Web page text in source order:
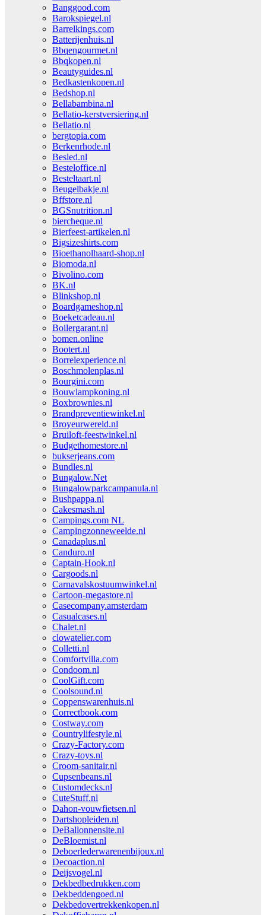
Banggood.com
Barokspiegel.nl
Barrelkings.com
Batterijenhuis.nl
Bbqengourmet.nl
Bbqkopen.nl
Beautyguides.nl
Bedkastenkopen.nl
Bedshop.nl
Bellabambina.nl
Bellatio-kerstversiering.nl
Bellatio.nl
bergtopia.com
Berkenrhode.nl
Besled.nl
Besteloffice.nl
Besteltaart.nl
Beugelbakje.nl
Bffstore.nl
BGSnutrition.nl
biercheque.nl
Bierfeest-artikelen.nl
Bigsizeshirts.com
Bioethanolhaard-shop.nl
Biomoda.nl
Bivolino.com
BK.nl
Blinkshop.nl
Boardgameshop.nl
Boeketcadeau.nl
Boilergarant.nl
bomen.online
Bootert.nl
Borrelexperience.nl
Boschmolenplas.nl
Bourgini.com
Bouwlampkoning.nl
Boxbrownies.nl
Brandpreventiewinkel.nl
Broyeurwereld.nl
Bruiloft-feestwinkel.nl
Budgethomestore.nl
bukserjeans.com
Bundles.nl
Bungalow.Net
Bungalowparkcampanula.nl
Bushpappa.nl
Cakesmash.nl
Campings.com NL
Campingzonneweelde.nl
Canadaplus.nl
Canduro.nl
Captain-Hook.nl
Cargoods.nl
Carnavalskostuumwinkel.nl
Cartoon-megastore.nl
Casecompany.amsterdam
Casualcases.nl
Chalet.nl
clowatelier.com
Colletti.nl
Comfortvilla.com
Condoom.nl
CoolGift.com
Coolsound.nl
Coppenswarenhuis.nl
Correctbook.com
Costway.com
Countrylifestyle.nl
Crazy-Factory.com
Crazy-toys.nl
Croom-sanitair.nl
Cupsenbeans.nl
Customdecks.nl
CuteStuff.nl
Dahon-vouwfietsen.nl
Dartshopleiden.nl
DeBallonnensite.nl
DeBloemist.nl
Deboerlederwarenenbijoux.nl
Decoaction.nl
Deijsvogel.nl
Dekbedbedrukken.com
Dekbeddengoed.nl
Dekbedovertrekkenkopen.nl